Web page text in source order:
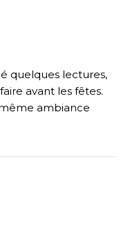
quelques lectures,
avant les fêtes.
ambiance